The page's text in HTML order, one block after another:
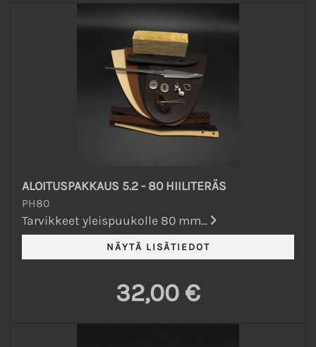
ALOITUSPAKKAUS 5.2 - 80 HIILITERÄS
PH80
Tarvikkeet yleispuukolle 80 mm...
32,00 €